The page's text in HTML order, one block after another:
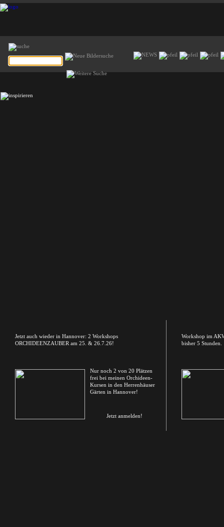
Jetzt auch wieder in Hannover: 2 Workshops
ORCHIDEENZAUBER am 25. & 26.7.26!
Nur noch 2 von 20 Plätzen
frei bei meinen Orchideen-
Kursen in den Herrenhäuser
Gärten in Hannover!
Jetzt anmelden!
Workshop im
bisher 5 Stunden.